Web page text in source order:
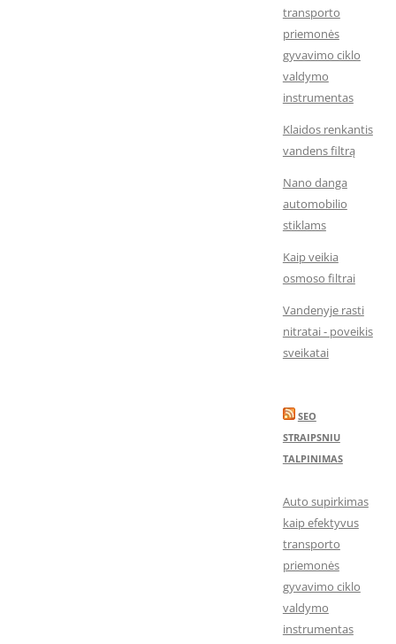
transporto
priemonės
gyvavimo ciklo
valdymo
instrumentas
Klaidos renkantis
vandens filtrą
Nano danga
automobilio
stiklams
Kaip veikia
osmoso filtrai
Vandenyje rasti
nitratai - poveikis
sveikatai
SEO
STRAIPSNIU
TALPINIMAS
Auto supirkimas
kaip efektyvus
transporto
priemonės
gyvavimo ciklo
valdymo
instrumentas